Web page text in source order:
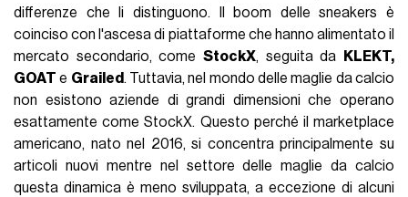
differenze che li distinguono. Il boom delle sneakers è
coinciso con l'ascesa di piattaforme che hanno alimentato il
mercato secondario, come StockX, seguita da
KLEKT,
GOAT e Grailed . Tuttavia, nel mondo delle maglie da calcio
non esistono aziende di grandi dimensioni che operano
esattamente come StockX. Questo perché il marketplace
americano, nato nel 2016, si concentra principalmente su
articoli nuovi mentre nel settore delle maglie da calcio
questa dinamica è meno sviluppata, a eccezione di alcuni